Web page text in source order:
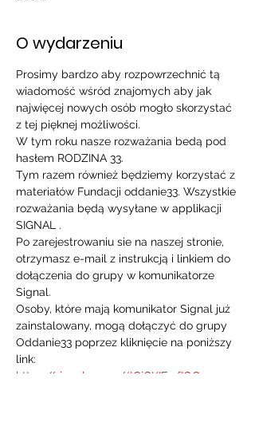
O wydarzeniu
Prosimy bardzo aby rozpowrzechnić tą
wiadomość wśród znajomych aby jak
najwięcej nowych osób mogło skorzystać
z tej pięknej możliwości.
W tym roku nasze rozważania bedą pod
hasłem RODZINA 33.
Tym razem również będziemy korzystać z
materiałów Fundacji oddanie33. Wszystkie
rozważania będą wysyłane w applikacji
SIGNAL .
Po zarejestrowaniu sie na naszej stronie,
otrzymasz e-mail z instrukcją i linkiem do
dołączenia do grupy w komunikatorze
Signal.
Osoby, które mają komunikator Signal już
zainstalowany, mogą dołączyć do grupy
Oddanie33 poprzez kliknięcie na poniższy
link:
https://signal.group/#CjQKIFmfIOQy-